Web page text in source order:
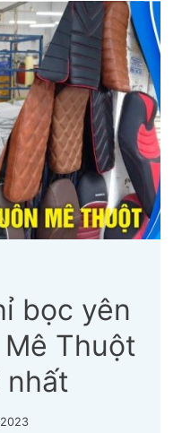
bọc yên
Thuột
nhất